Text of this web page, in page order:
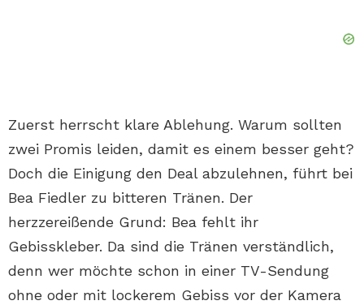
Zuerst herrscht klare Ablehung. Warum sollten
zwei Promis leiden, damit es einem besser geht?
Doch die Einigung den Deal abzulehnen, führt bei
Bea Fiedler zu bitteren Tränen. Der
herzzereißende Grund: Bea fehlt ihr
Gebisskleber. Da sind die Tränen verständlich,
denn wer möchte schon in einer TV-Sendung
ohne oder mit lockerem Gebiss vor der Kamera